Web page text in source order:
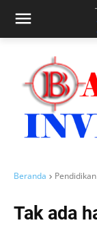
Beranda Pendidikan
Tak ada